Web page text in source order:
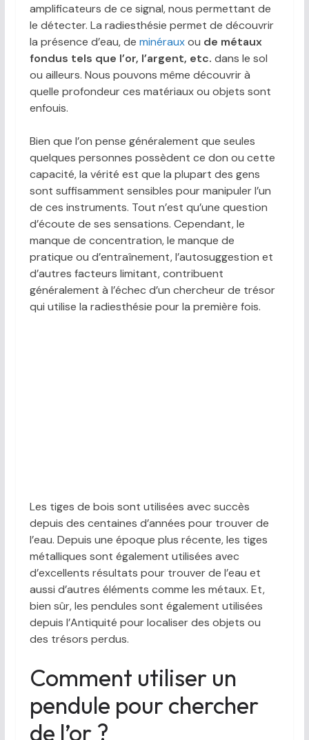
amplificateurs de ce signal, nous permettant de
le détecter. La radiesthésie permet de découvrir
la présence d’eau, de minérauxou de métaux
fondus tels que l’or, l’argent, etc. dans le sol
ou ailleurs. Nous pouvons même découvrir à
quelle profondeur ces matériaux ou objets sont
enfouis.
Bien que l’on pense généralement que seules
quelques personnes possèdent ce don ou cette
capacité, la vérité est que la plupart des gens
sont suffisamment sensibles pour manipuler l’un
de ces instruments. Tout n’est qu’une question
d’écoute de ses sensations. Cependant, le
manque de concentration, le manque de
pratique ou d’entraînement, l’autosuggestion et
d’autres facteurs limitant, contribuent
généralement à l’échec d’un chercheur de trésor
qui utilise la radiesthésie pour la première fois.
Les tiges de bois sont utilisées avec succès
depuis des centaines d’années pour trouver de
l’eau. Depuis une époque plus récente, les tiges
métalliques sont également utilisées avec
d’excellents résultats pour trouver de l’eau et
aussi d’autres éléments comme les métaux. Et,
bien sûr, les pendules sont également utilisées
depuis l’Antiquité pour localiser des objets ou
des trésors perdus.
Comment utiliser un
pendule pour chercher
de l’or ?